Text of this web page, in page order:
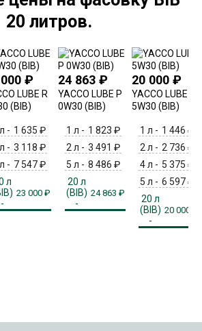
20 литров.
000₽
LUBE R
(BIB)
- 1 635 ₽
- 3 118 ₽
- 7 547₽
л
-
23 000 ₽
24 863 ₽
YACCO LUBE P
0W30 (BIB)
1 л - 1 823 ₽
2 л - 3 491 ₽
5 л - 8 486 ₽
20 л
(BIB)
-
24 863 ₽
20 000₽
YACCO LUBE F
5W30 (BIB)
1 л - 1 446 ₽
2 л - 2 736 ₽
4 л - 5 375 ₽
5 л - 6 597₽
20 л
(BIB)
-
20 000